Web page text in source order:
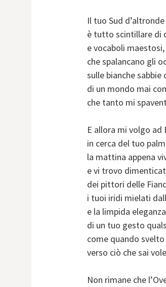
Il tuo Sud d’altronde
è tutto scintillare di
e vocaboli
che spalancano gli
sulle bianche sabbie
di un mondo mai
che tanto mi
E allora mi volgo ad
in cerca del tuo
la mattina appena
e vi trovo
dei pittori delle
i tuoi iridi mielati
e la limpida eleganza
di un tuo gesto
come quando
verso ciò che sai
Non rimane che